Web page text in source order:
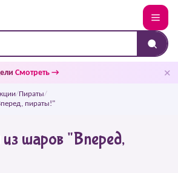
Смотреть → ✕
/Пираты/
пираты!"
шаров "Вперед,